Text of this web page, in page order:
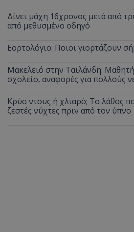
Δίνει μάχη 16χρονος μετά από
από μεθυσμένο οδηγό
Εορτολόγιο: Ποιοι γιορτάζουν
Μακελειό στην Ταϊλάνδη:
σχολείο, αναφορές για πολλούς
Κρύο ντους ή χλιαρό; Το λάθος
ζεστές νύχτες πριν από τον ύπνο